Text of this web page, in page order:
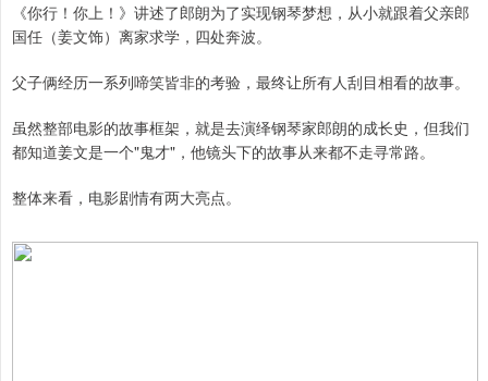
《你行！你上！》讲述了郎朗为了实现钢琴梦想，从小就跟着父亲郎
国任（姜文饰）离家求学，四处奔波。
父子俩经历一系列啼笑皆非的考验，最终让所有人刮目相看的故事。
虽然整部电影的故事框架，就是去演绎钢琴家郎朗的成长史，但我们
都知道姜文是一个"鬼才"，他镜头下的故事从来都不走寻常路。
整体来看，电影剧情有两大亮点。